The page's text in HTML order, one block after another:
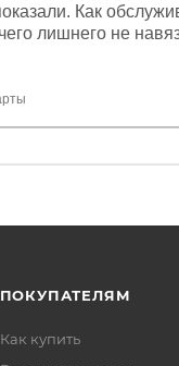
Как
лишнего не
Дмитрию, за
ПОКУПАТЕЛЯМ
Как купить